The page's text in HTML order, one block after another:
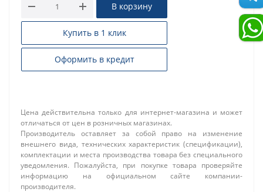
В корзину
Купить в 1 клик
Оформить в кредит
Цена действительна только для интернет-магазина и может
отличаться от цен в розничных магазинах.
Производитель оставляет за собой право на изменение
внешнего вида, технических характеристик (спецификации),
комплектации и места производства товара без специального
уведомления. Пожалуйста, при покупке товара проверяйте
информацию на официальном сайте компании-
производителя.